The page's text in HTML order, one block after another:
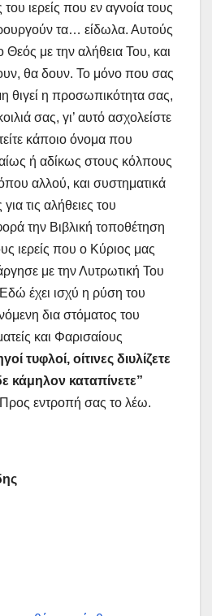
ιερείς που εν αγνοία τους
τα… είδωλα. Αυτούς
Θεός με την αλήθεια Του, και
θα δουν. Το μόνο που σας
θιγεί η προσωπικότητα σας,
σας, γι’ αυτό ασχολείστε
κάποιο όνομα που
ή αδίκως στους κόλπους
αλλού, και συστηματικά
τις αλήθειες του
την Βιβλική τοποθέτηση
ιερείς που ο Κύριος μας
με την Λυτρωτική Του
έχει ισχύ η ρύση του
δια στόματος του
και Φαρισαίους
τυφλοί, οίτινες διυλίζετε
κάμηλον καταπίνετε”
εντροπή σας το λέω.